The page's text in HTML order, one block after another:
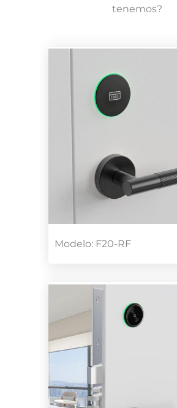
tenemos?
Modelo: F20-RF